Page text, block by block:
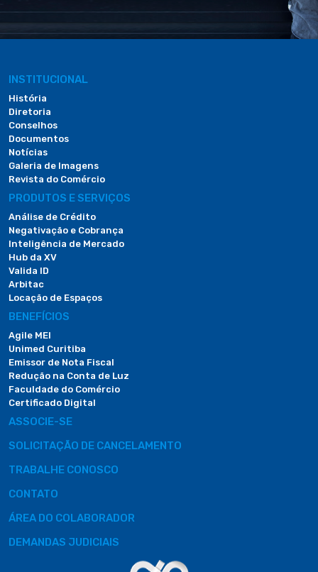
INSTITUCIONAL
História
Diretoria
Conselhos
Documentos
Notícias
Galeria de Imagens
Revista do Comércio
PRODUTOS E SERVIÇOS
Análise de Crédito
Negativação e Cobrança
Inteligência de Mercado
Hub da XV
Valida ID
Arbitac
Locação de Espaços
BENEFÍCIOS
Agile MEI
Unimed Curitiba
Emissor de Nota Fiscal
Redução na Conta de Luz
Faculdade do Comércio
Certificado Digital
ASSOCIE-SE
SOLICITAÇÃO DE CANCELAMENTO
TRABALHE CONOSCO
CONTATO
ÁREA DO COLABORADOR
DEMANDAS JUDICIAIS